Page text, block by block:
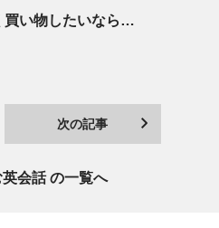
買い物したいなら…
次の記事
会話 の一覧へ